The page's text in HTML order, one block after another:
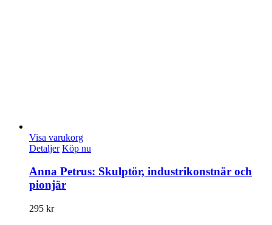
Visa varukorg
Detaljer Köp nu
Anna Petrus: Skulptör, industrikonstnär och
pionjär
295 kr